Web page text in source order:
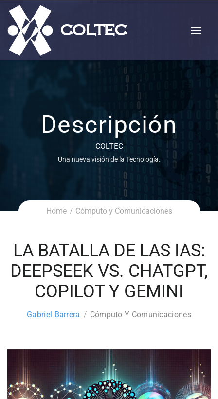
Descripción
COLTEC
Una nueva visión de la Tecnología.
Home Cómputo y Comunicaciones
LA BATALLA DE LAS IAS:
DEEPSEEK VS. CHATGPT,
COPILOT Y GEMINI
Gabriel Barrera Cómputo Y Comunicaciones